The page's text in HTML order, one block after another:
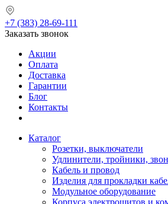
+7 (383) 28-69-111
Заказать звонок
Акции
Оплата
Доставка
Гарантии
Блог
Контакты
Каталог
Розетки, выключатели
Удлинители, тройники,
Кабель и провод
Изделия для прокладки
Модульное оборудование
Корпуса электрощитов и